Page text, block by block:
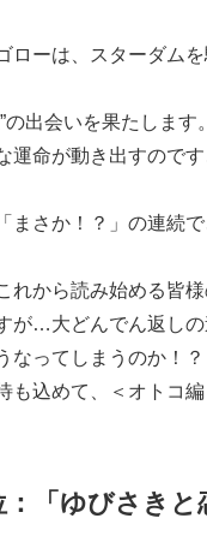
ローは、スターダム
の出会いを果たします。
運命が動き出すので
まさか！？」の連続
れから読み始める皆
が…大どんでん返しの
なってしまうのか！？
も込めて、＜オトコ編
「ゆびさきと